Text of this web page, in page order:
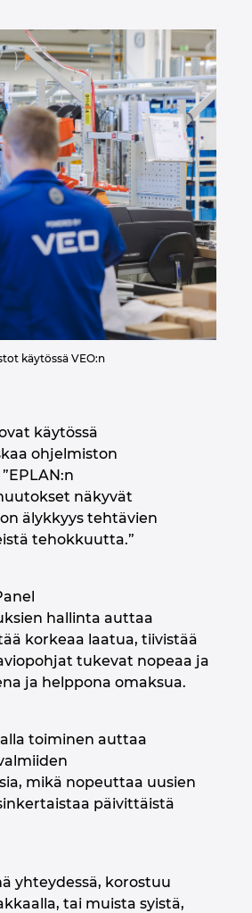
käytössä VEO:n
käytössä
ohjelmiston
näkyvät
älykkyys tehtävien
tehokkuutta.”
hallinta auttaa
korkeaa laatua, tiivistää
tukevat nopeaa ja
ja helppona omaksua.
toiminen auttaa
mikä nopeuttaa uusien
päivittäistä
yhteydessä, korostuu
tai muista syistä,